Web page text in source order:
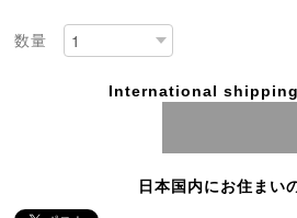
数量
International
日本国内にお住まい